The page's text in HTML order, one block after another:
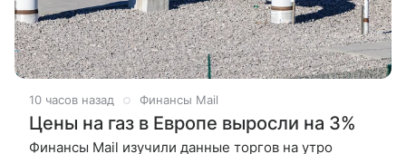
10 часов назад Финансы Mail
Цены на газ в Европе выросли на 3%
Финансы Mail изучили данные торгов на утро